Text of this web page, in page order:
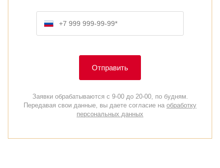
Отправить
Заявки обрабатываются с 9-00 до 20-00, по будням.
Передавая свои данные, вы даете согласие на обработку
персональных данных